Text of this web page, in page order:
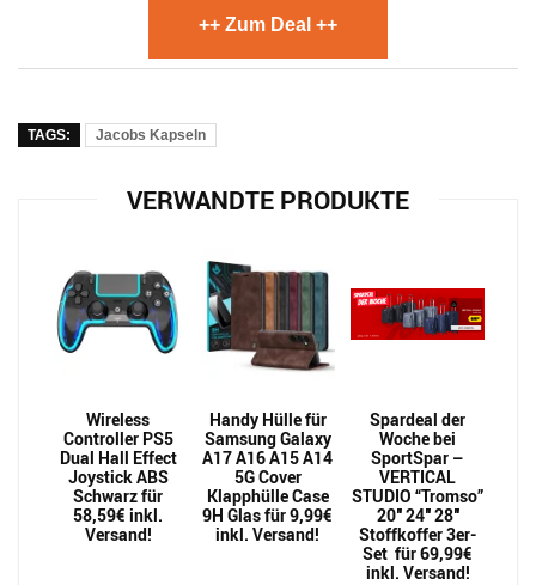
++ Zum Deal ++
TAGS: Jacobs Kapseln
VERWANDTE PRODUKTE
Wireless
Controller PS5
Dual Hall Effect
Joystick ABS
Schwarz für
58,59€ inkl.
Versand!
Handy Hülle für
Samsung Galaxy
A17 A16 A15 A14
5G Cover
Klapphülle Case
9H Glas für 9,99€
inkl. Versand!
Spardeal der
Woche bei
SportSpar –
VERTICAL
STUDIO “Tromso”
20″ 24″ 28″
Stoffkoffer 3er-
Set für 69,99€
inkl. Versand!